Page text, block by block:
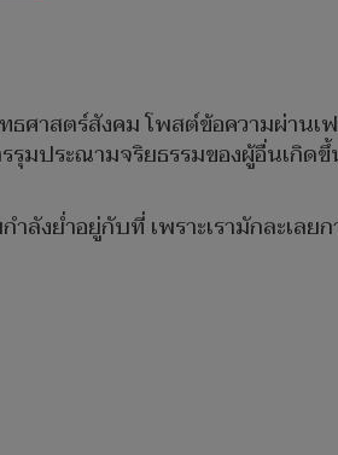
ศาสตร์สังคม โพสต์ข้อความผ่าน
ประณามจริยธรรมของผู้อื่นเกิด
ย่ำอยู่กับที่ เพราะเรามักละเลย